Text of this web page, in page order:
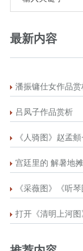
最新内容
潘振镛仕女作品
吕凤子作品赏析
《人骑图》赵孟頫
宫廷里的 解暑地
《采薇图》《听
打开《清明上河